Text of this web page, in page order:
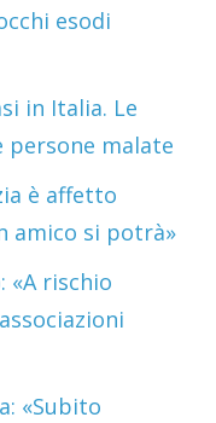
esodi
in Italia. Le
persone malate
è affetto
amico si potrà»
«A rischio
«Subito